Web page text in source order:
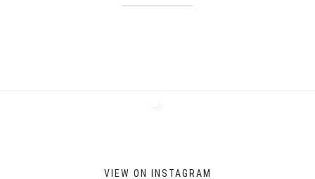
VIEW ON INSTAGRAM